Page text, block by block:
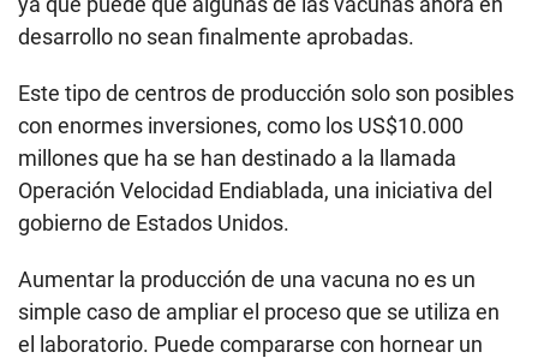
desarrollo no sean finalmente aprobadas.
Este tipo de centros de producción solo son posibles
con enormes inversiones, como los US$10.000
millones que ha se han destinado a la llamada
Operación Velocidad Endiablada, una iniciativa del
gobierno de Estados Unidos.
Aumentar la producción de una vacuna no es un
simple caso de ampliar el proceso que se utiliza en
el laboratorio. Puede compararse con hornear un